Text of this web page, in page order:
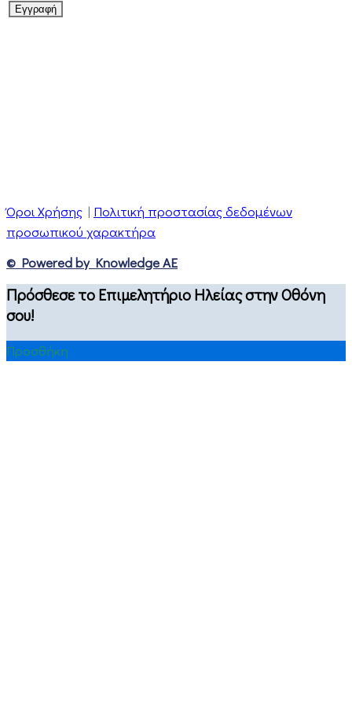
Όροι Χρήσης | Πολιτική προστασίας δεδομένων
προσωπικού χαρακτήρα
© Powered by Knowledge AE
Πρόσθεσε το Επιμελητήριο Ηλείας στην Οθόνη
σου!
Προσθήκη